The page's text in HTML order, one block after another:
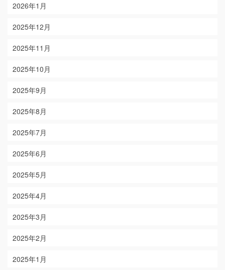
2026年1月
2025年12月
2025年11月
2025年10月
2025年9月
2025年8月
2025年7月
2025年6月
2025年5月
2025年4月
2025年3月
2025年2月
2025年1月